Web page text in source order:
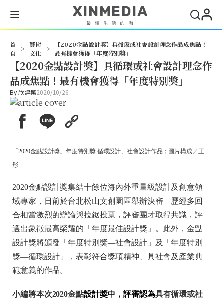
首
頁
>
藝術
文化
>
【2020金點設計獎】具循環或社會設計理念作品成焦點！
最有機會獲得「年度特別獎」
【2020金點設計獎】具循環或社會設計理念作
品成焦點！最有機會獲得「年度特別獎」
By欣建築2020/10/26
「2020金點設計獎」年度特別獎 循環設計、社會設計作品；圖片構成／王
彤
2020金點設計獎集結十餘位海內外重量級設計及創意領
域專家，日前於台北松山文創園區舉辦決審，歷經多回
合相當激烈的辯論與拉鋸投票，評審團才取得共識，評
選出象徵最高榮耀的「年度最佳設計獎」。此外，金點
設計獎將頒發「年度特別獎—社會設計」及「年度特別
獎—循環設計」，表彰符合獎項精神、具社會及產業典
範意義的作品。
小編將本次2020金點設計獎中，評審認為具有循環或社